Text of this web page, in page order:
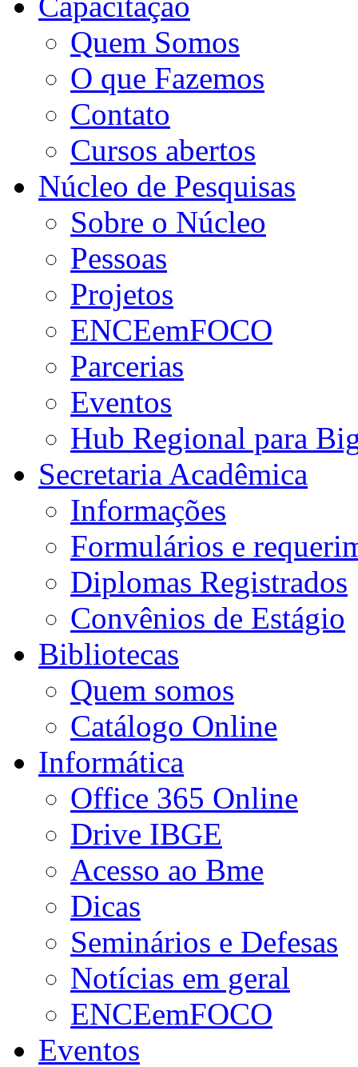
Quem Somos
O que Fazemos
Contato
Cursos abertos
Núcleo de Pesquisas
Sobre o Núcleo
Pessoas
Projetos
ENCEemFOCO
Parcerias
Eventos
Hub Regional para
Secretaria Acadêmica
Informações
Formulários e
Diplomas Registrados
Convênios de Estágio
Bibliotecas
Quem somos
Catálogo Online
Informática
Office 365 Online
Drive IBGE
Acesso ao Bme
Dicas
Seminários e Defesas
Notícias em geral
ENCEemFOCO
Eventos